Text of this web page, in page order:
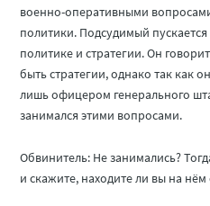
военно-оперативными
политики. Подсудимый
политике и стратегии. Он
быть стратегии, однако так как
лишь офицером генерального
занимался этими вопросами.
Обвинитель: Не занимались?
и скажите, находите ли вы на